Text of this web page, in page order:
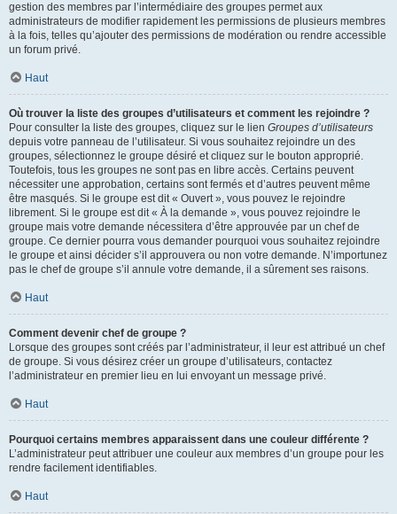
gestion des membres par l’intermédiaire des groupes permet aux
administrateurs de modifier rapidement les permissions de plusieurs membres
à la fois, telles qu’ajouter des permissions de modération ou rendre accessible
un forum privé.
Haut
Où trouver la liste des groupes d’utilisateurs et comment les rejoindre ?
Pour consulter la liste des groupes, cliquez sur le lien Groupes d’utilisateurs
depuis votre panneau de l’utilisateur. Si vous souhaitez rejoindre un des
groupes, sélectionnez le groupe désiré et cliquez sur le bouton approprié.
Toutefois, tous les groupes ne sont pas en libre accès. Certains peuvent
nécessiter une approbation, certains sont fermés et d’autres peuvent même
être masqués. Si le groupe est dit « Ouvert », vous pouvez le rejoindre
librement. Si le groupe est dit « À la demande », vous pouvez rejoindre le
groupe mais votre demande nécessitera d’être approuvée par un chef de
groupe. Ce dernier pourra vous demander pourquoi vous souhaitez rejoindre
le groupe et ainsi décider s’il approuvera ou non votre demande. N’importunez
pas le chef de groupe s’il annule votre demande, il a sûrement ses raisons.
Haut
Comment devenir chef de groupe ?
Lorsque des groupes sont créés par l’administrateur, il leur est attribué un chef
de groupe. Si vous désirez créer un groupe d’utilisateurs, contactez
l’administrateur en premier lieu en lui envoyant un message privé.
Haut
Pourquoi certains membres apparaissent dans une couleur différente ?
L’administrateur peut attribuer une couleur aux membres d’un groupe pour les
rendre facilement identifiables.
Haut